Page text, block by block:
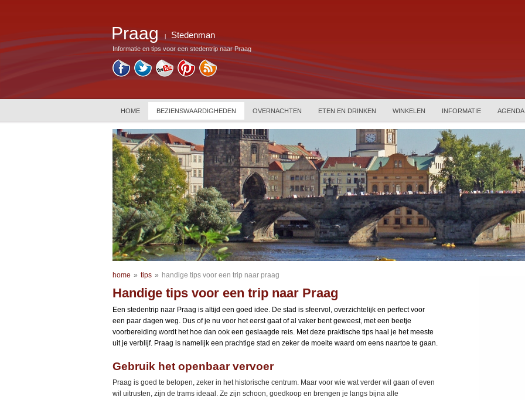
Praag Stedenman
Informatie en tips voor een stedentrip naar Praag
HOME BEZIENSWAARDIGHEDEN OVERNACHTEN ETEN EN DRINKEN WINKELEN INFORMATIE AGENDA
home » tips » handige tips voor een trip naar praag
Handige tips voor een trip naar Praag
Een stedentrip naar Praag is altijd een goed idee. De stad is sfeervol, overzichtelijk en perfect voor
een paar dagen weg. Dus of je nu voor het eerst gaat of al vaker bent geweest, met een beetje
voorbereiding wordt het hoe dan ook een geslaagde reis. Met deze praktische tips haal je het meeste
uit je verblijf. Praag is namelijk een prachtige stad en zeker de moeite waard om eens naartoe te gaan.
Gebruik het openbaar vervoer
Praag is goed te belopen, zeker in het historische centrum. Maar voor wie wat verder wil gaan of even
wil uitrusten, zijn de trams ideaal. Ze zijn schoon, goedkoop en brengen je langs bijna alle